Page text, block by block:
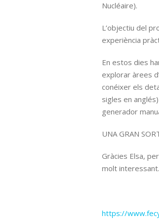
Nucléaire).
L’objectiu del
experiència
En estos dies
explorar àrees
conéixer els
sigles en
generador
UNA GRAN
Gràcies Elsa,
molt
https://